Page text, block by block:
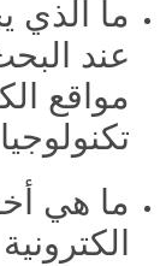
ما الذي
عند
مواقع
ما هي